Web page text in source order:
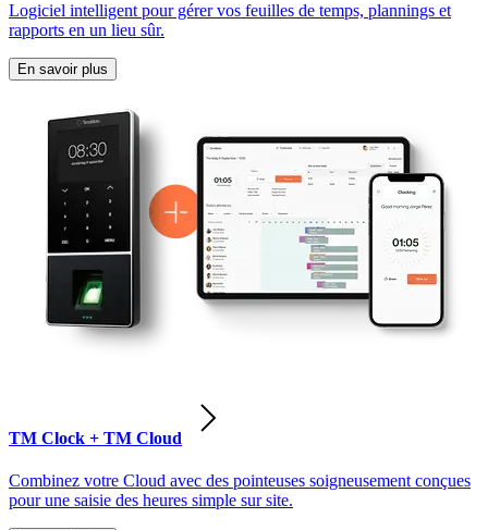
Logiciel intelligent pour gérer vos feuilles de temps, plannings et
rapports en un lieu sûr.
En savoir plus
TM Clock + TM Cloud
Combinez votre Cloud avec des pointeuses soigneusement conçues
pour une saisie des heures simple sur site.